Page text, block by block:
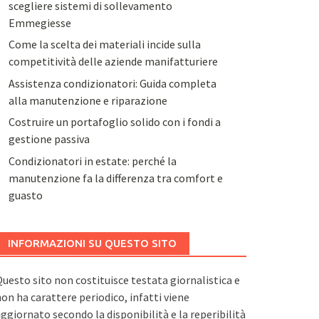
scegliere sistemi di sollevamento
Emmegiesse
Come la scelta dei materiali incide sulla
competitività delle aziende manifatturiere
Assistenza condizionatori: Guida completa
alla manutenzione e riparazione
Costruire un portafoglio solido con i fondi a
gestione passiva
Condizionatori in estate: perché la
manutenzione fa la differenza tra comfort e
guasto
INFORMAZIONI SU QUESTO SITO
sito non costituisce testata giornalistica e
ha carattere periodico, infatti viene
secondo la disponibilità e la reperibilità